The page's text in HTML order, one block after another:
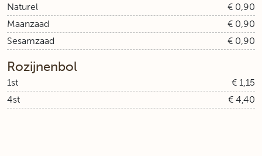
€ 0,90
Naturel
€ 0,90
Maanzaad
€ 0,90
Sesamzaad
Rozijnenbol
€ 1,15
1st
€ 4,40
4st